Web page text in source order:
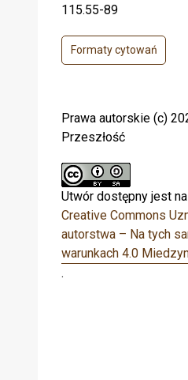
115.55-89
Formaty cytowań
Prawa autorskie (c)
Przeszłość
Utwór dostępny jest
Creative Commons
autorstwa – Na tych
warunkach 4.0
.